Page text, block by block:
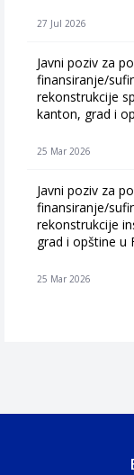
27 Jul 2026
Javni poziv za
finansiranje/
rekonstrukcije
kanton, grad i
25 Mar 2026
Javni poziv za
finansiranje/
rekonstrukcije
grad i opštine u
25 Mar 2026